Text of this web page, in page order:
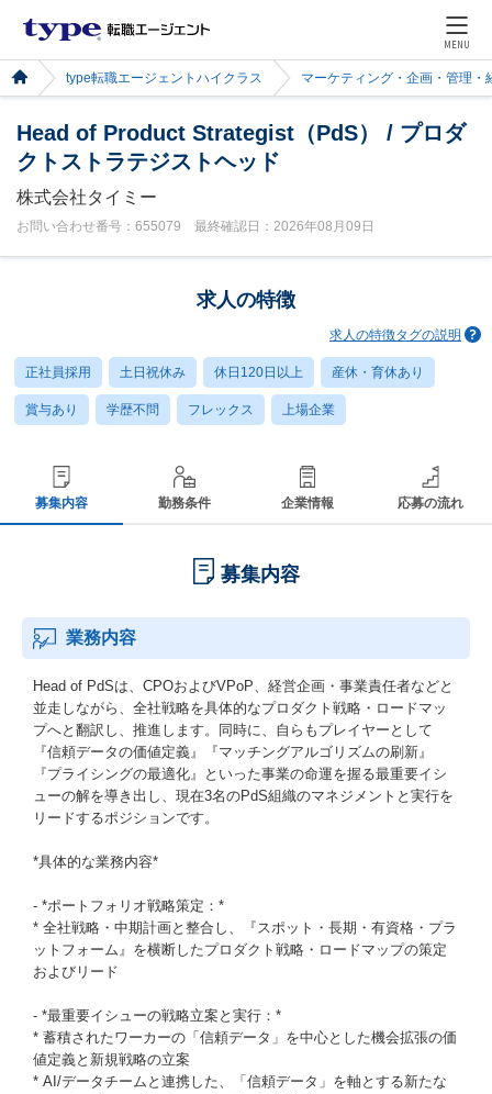
MENU
type転職エージェントハイクラス マーケティング・企画・管理・
Head of Product Strategist（PdS） / プロダ
クトストラテジストヘッド
株式会社タイミー
お問い合わせ番号：655079 最終確認日：2026年08月09日
求人の特徴
求人の特徴タグの説明
正社員採用 土日祝休み 休日120日以上 産休・育休あり
賞与あり 学歴不問 フレックス 上場企業
募集内容 勤務条件 企業情報 応募の流れ
募集内容
業務内容
Head of PdSは、CPOおよびVPoP、経営企画・事業責任者などと
並走しながら、全社戦略を具体的なプロダクト戦略・ロードマッ
プへと翻訳し、推進します。同時に、自らもプレイヤーとして
『信頼データの価値定義』『マッチングアルゴリズムの刷新』
『プライシングの最適化』といった事業の命運を握る最重要イシ
ューの解を導き出し、現在3名のPdS組織のマネジメントと実行を
リードするポジションです。
*具体的な業務内容*
- *ポートフォリオ戦略策定：*
* 全社戦略・中期計画と整合し、『スポット・長期・有資格・プラ
ットフォーム』を横断したプロダクト戦略・ロードマップの策定
およびリード
- *最重要イシューの戦略立案と実行：*
* 蓄積されたワーカーの「信頼データ」を中心とした機会拡張の価
値定義と新規戦略の立案
* AI/データチームと連携した、「信頼データ」を軸とする新たな